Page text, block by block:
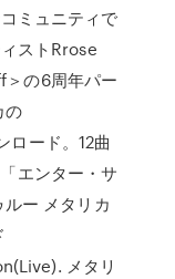
ミュニティで
ストRrose
の6周年パー
の
ロード。12曲
エンター・サ
ー メタリカ
メタリ